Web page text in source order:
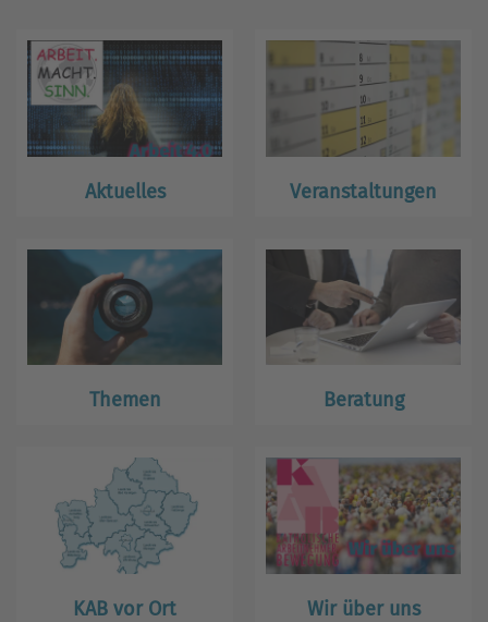
Aktuelles Veranstaltungen
Themen Beratung
KAB vor Ort Wir über uns